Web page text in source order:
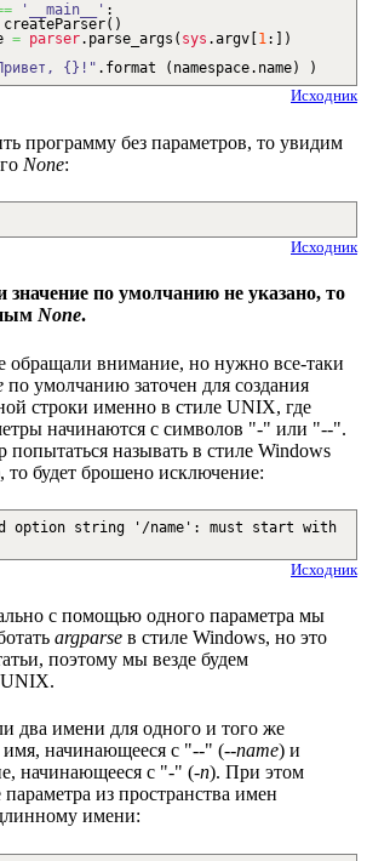
'__main__' :
createParser( )
= parser. parse_args ( sys .argv 1:
)
{}!" . format ( namespace. name) )
Исходник
программу без параметров, то увидим
None:
Исходник
значение по умолчанию не указано, то
None.
обращали внимание, но нужно все-таки
по умолчанию заточен для создания
строки именно в стиле UNIX, где
начинаются с символов "-" или "--".
попытаться называть в стиле Windows
будет брошено исключение:
option string '/name': must start with
Исходник
с помощью одного параметра мы
argparse в стиле Windows, но это
поэтому мы везде будем
UNIX.
два имени для одного и того же
имя, начинающееся с "--" (--name) и
начинающееся с "-" (-n). При этом
из пространства имен
имени: